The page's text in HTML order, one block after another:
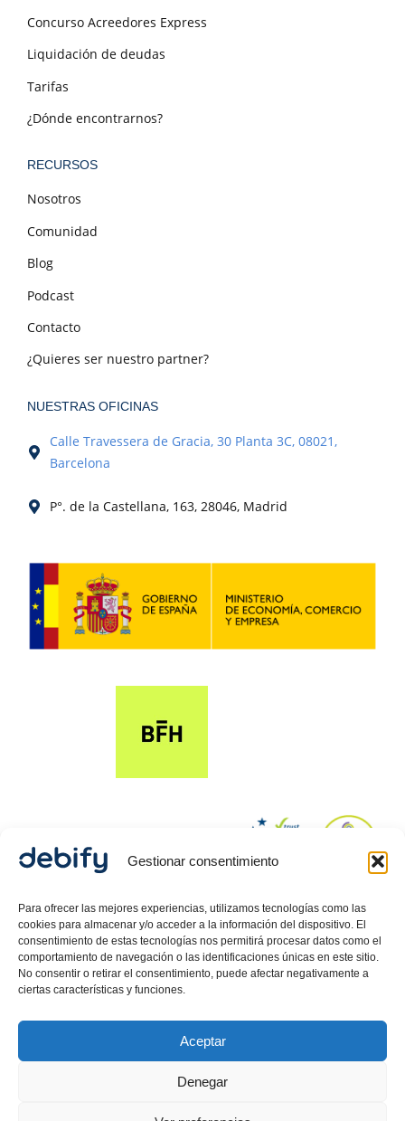
Gestionar consentimiento
Para ofrecer las mejores experiencias, utilizamos tecnologías como las
cookies para almacenar y/o acceder a la información del dispositivo. El
consentimiento de estas tecnologías nos permitirá procesar datos como el
comportamiento de navegación o las identificaciones únicas en este sitio.
No consentir o retirar el consentimiento, puede afectar negativamente a
ciertas características y funciones.
Aceptar
Denegar
Concurso Acreedores Express
Liquidación de deudas
Tarifas
¿Dónde encontrarnos?
RECURSOS
Nosotros
Comunidad
Blog
Podcast
Contacto
¿Quieres ser nuestro partner?
NUESTRAS OFICINAS
Calle Travessera de Gracia, 30 Planta 3C, 08021,
Barcelona
P°. de la Castellana, 163, 28046, Madrid
© 2024 Debify – Derechos reservados.
Política de Privacidad
Aviso Legal
Política de cookies
Mercantil de Barcelona, Hoja 557512, Tomo 47626,
Carlos Guerrero